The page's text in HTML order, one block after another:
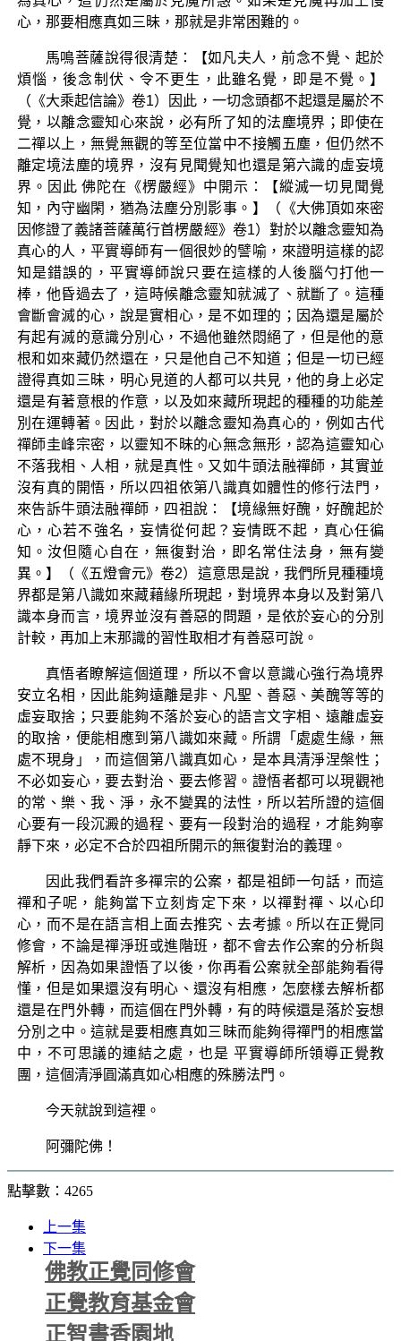
心，那要相應真如三昧，那就是非常困難的。
馬鳴菩薩說得很清楚：【如凡夫人，前念不覺、起於
煩惱，後念制伏、令不更生，此雖名覺，即是不覺。】
（《大乘起信論》卷1）因此，一切念頭都不起還是屬於不
覺，以離念靈知心來說，必有所了知的法塵境界；即使在
二禪以上，無覺無觀的等至位當中不接觸五塵，但仍然不
離定境法塵的境界，沒有見聞覺知也還是第六識的虛妄境
界。因此 佛陀在《楞嚴經》中開示：【縱滅一切見聞覺
知，內守幽閑，猶為法塵分別影事。】（《大佛頂如來密
因修證了義諸菩薩萬行首楞嚴經》卷1）對於以離念靈知為
真心的人，平實導師有一個很妙的譬喻，來證明這樣的認
知是錯誤的，平實導師說只要在這樣的人後腦勺打他一
棒，他昏過去了，這時候離念靈知就滅了、就斷了。這種
會斷會滅的心，說是實相心，是不如理的；因為還是屬於
有起有滅的意識分別心，不過他雖然悶絕了，但是他的意
根和如來藏仍然還在，只是他自己不知道；但是一切已經
證得真如三昧，明心見道的人都可以共見，他的身上必定
還是有著意根的作意，以及如來藏所現起的種種的功能差
別在運轉著。因此，對於以離念靈知為真心的，例如古代
禪師圭峰宗密，以靈知不昧的心無念無形，認為這靈知心
不落我相、人相，就是真性。又如牛頭法融禪師，其實並
沒有真的開悟，所以四祖依第八識真如體性的修行法門，
來告訴牛頭法融禪師，四祖說：【境緣無好醜，好醜起於
心，心若不強名，妄情從何起？妄情既不起，真心任徧
知。汝但隨心自在，無復對治，即名常住法身，無有變
異。】（《五燈會元》卷2）這意思是說，我們所見種種境
界都是第八識如來藏藉緣所現起，對境界本身以及對第八
識本身而言，境界並沒有善惡的問題，是依於妄心的分別
計較，再加上末那識的習性取相才有善惡可說。
真悟者瞭解這個道理，所以不會以意識心強行為境界
安立名相，因此能夠遠離是非、凡聖、善惡、美醜等等的
虛妄取捨；只要能夠不落於妄心的語言文字相、遠離虛妄
的取捨，便能相應到第八識如來藏。所謂「處處生緣，無
處不現身」，而這個第八識真如心，是本具清淨涅槃性；
不必如妄心，要去對治、要去修習。證悟者都可以現觀祂
的常、樂、我、淨，永不變異的法性，所以若所證的這個
心要有一段沉澱的過程、要有一段對治的過程，才能夠寧
靜下來，必定不合於四祖所開示的無復對治的義理。
因此我們看許多禪宗的公案，都是祖師一句話，而這
禪和子呢，能夠當下立刻肯定下來，以禪對禪、以心印
心，而不是在語言相上面去推究、去考據。所以在正覺同
修會，不論是禪淨班或進階班，都不會去作公案的分析與
解析，因為如果證悟了以後，你再看公案就全部能夠看得
懂，但是如果還沒有明心、還沒有相應，怎麼樣去解析都
還是在門外轉，而這個在門外轉，有的時候還是落於妄想
分別之中。這就是要相應真如三昧而能夠得禪門的相應當
中，不可思議的連結之處，也是 平實導師所領導正覺教
團，這個清淨圓滿真如心相應的殊勝法門。
今天就說到這裡。
阿彌陀佛！
點擊數：4265
上一集
下一集
佛教正覺同修會
正覺教育基金會
正智書香園地